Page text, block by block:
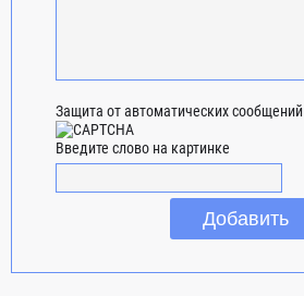
Защита от автоматических сообщений
Введите слово на картинке